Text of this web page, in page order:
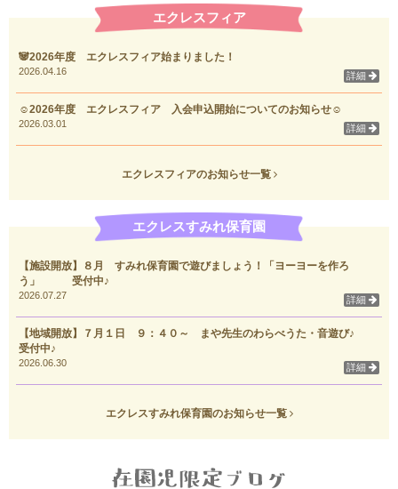
エクレスフィア
🐼2026年度 エクレスフィア始まりました！
2026.04.16 詳細
☺2026年度 エクレスフィア 入会申込開始についてのお知らせ☺
2026.03.01 詳細
エクレスフィアのお知らせ一覧
エクレスすみれ保育園
【施設開放】８月 すみれ保育園で遊びましょう！「ヨーヨーを作ろ
う」 受付中♪
2026.07.27 詳細
【地域開放】７月１日 ９：４０～ まや先生のわらべうた・音遊び♪
受付中♪
2026.06.30 詳細
エクレスすみれ保育園のお知らせ一覧